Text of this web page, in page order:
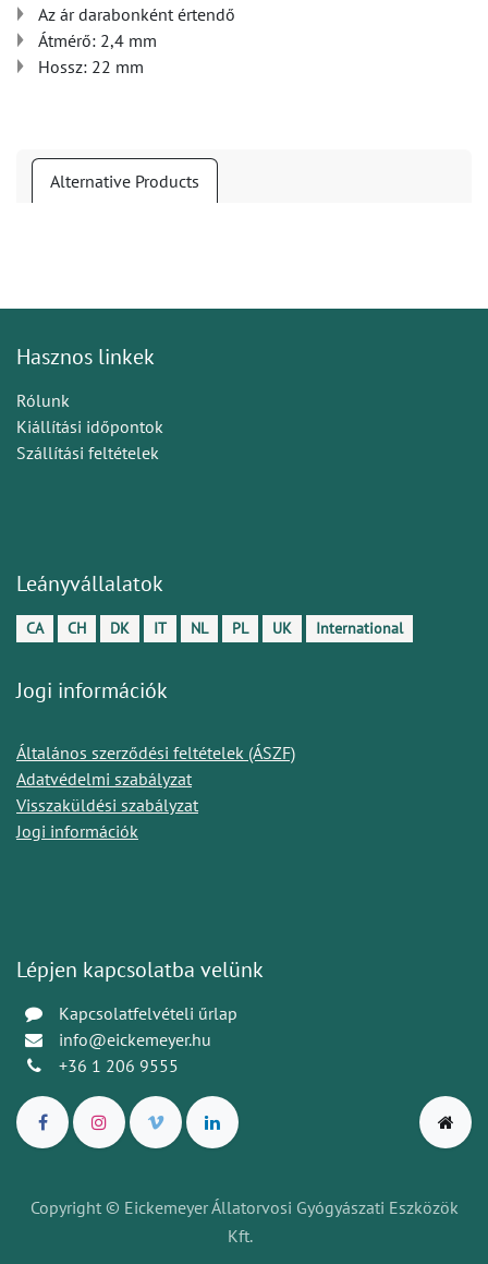
Az ár darabonként értendő
Átmérő: 2,4 mm
Hossz: 22 mm
Alternative Products
Hasznos linkek
Rólunk
Kiállítási időpontok
Szállítási feltételek
Leányvállalatok
CA CH DK IT NL PL UK International
Jogi információk
Általános szerződési feltételek (ÁSZF)
Adatvédelmi szabályzat
Visszaküldési szabályzat
Jogi információk
Lépjen kapcsolatba velünk
Kapcsolatfelvételi űrlap
info@eickemeyer.hu
+36 1 206 9555
Copyright © Eickemeyer Állatorvosi Gyógyászati Eszközök
Kft.